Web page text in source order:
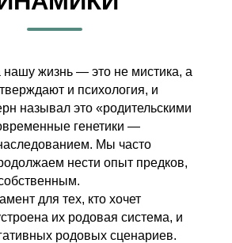
жизнь — это не мистика, а
и психология, и
называл это «родительскими
генетики —
Мы часто
нести опыт предков,
для тех, кто хочет
их родовая система, и
родовых сценариев.